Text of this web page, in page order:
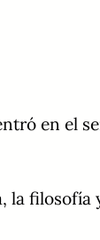
en el
la filosofía